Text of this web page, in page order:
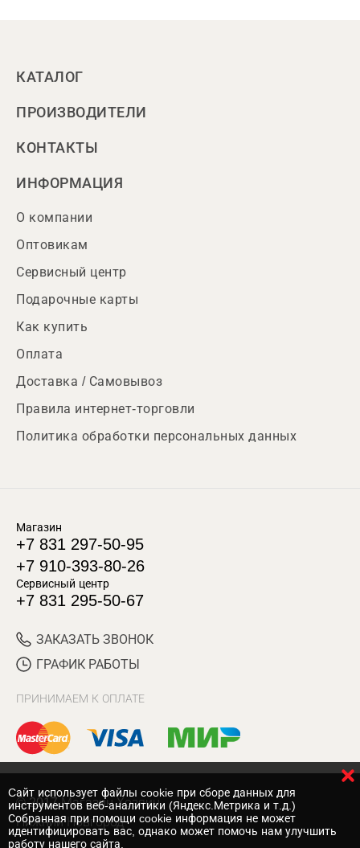
КАТАЛОГ
ПРОИЗВОДИТЕЛИ
КОНТАКТЫ
ИНФОРМАЦИЯ
О компании
Оптовикам
Сервисный центр
Подарочные карты
Как купить
Оплата
Доставка / Самовывоз
Правила интернет-торговли
Политика обработки персональных данных
Магазин
+7 831 297-50-95
+7 910-393-80-26
Сервисный центр
+7 831 295-50-67
ЗАКАЗАТЬ ЗВОНОК
ГРАФИК РАБОТЫ
ПРИНИМАЕМ К ОПЛАТЕ
© 2017 Магазин Хозяин
Нижний Новгород
Cайт использует файлы cookie при сборе данных для
инструментов веб-аналитики (Яндекс.Метрика и т.д.)
Собранная при помощи cookie информация не может
идентифицировать вас, однако может помочь нам улучшить
работу нашего сайта.